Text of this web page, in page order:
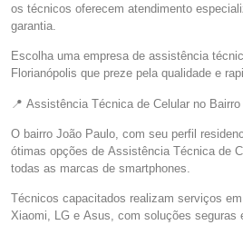
os técnicos oferecem atendimento
garantia.
Escolha uma empresa de assistência
Florianópolis que preze pela qualidade e
📍 Assistência Técnica de Celular no
O bairro João Paulo, com seu perfil
ótimas opções de Assistência Técnica de
todas as marcas de smartphones.
Técnicos capacitados realizam serviços
Xiaomi, LG e Asus, com soluções seguras